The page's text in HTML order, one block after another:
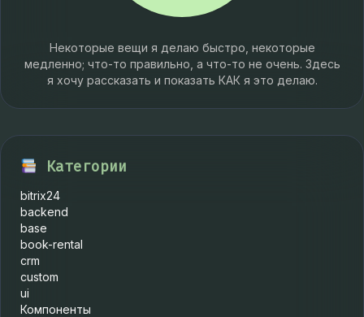
Некоторые вещи я делаю быстро, некоторые
медленно; что-то правильно, а что-то не очень. Здесь
я хочу рассказать и показать КАК я это делаю.
Категории
bitrix24
backend
base
book-rental
crm
custom
ui
Компоненты